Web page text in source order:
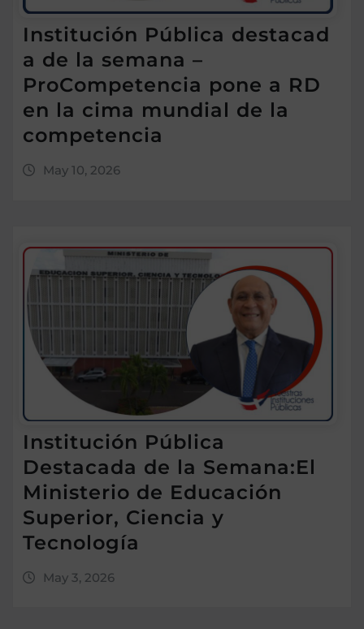
Institución Pública destacad
a de la semana –
ProCompetencia pone a RD
en la cima mundial de la
competencia
May 10, 2026
Institución Pública
Destacada de la Semana:El
Ministerio de Educación
Superior, Ciencia y
Tecnología
May 3, 2026